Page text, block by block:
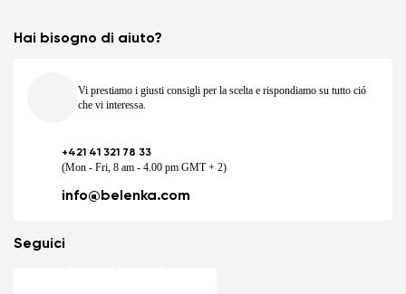
Hai bisogno di aiuto?
Vi prestiamo i giusti consigli per la scelta e rispondiamo su tutto ció
che vi interessa.
+421 41 321 78 33
(Mon - Fri, 8 am - 4.00 pm GMT + 2)
info@belenka.com
Seguici